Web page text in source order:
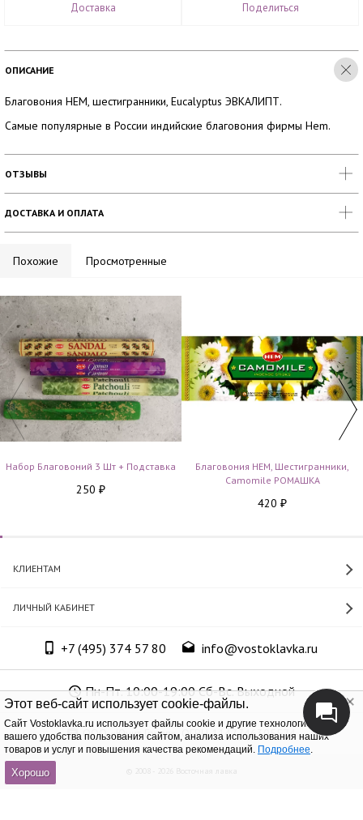
Этот веб-сайт использует cookie-файлы.
Cайт Vostoklavka.ru использует файлы cookie и другие технологии для
вашего удобства пользования сайтом, анализа использования наших
товаров и услуг и повышения качества рекомендаций. Подробнее.
Хорошо
Доставка Поделиться
ОПИСАНИЕ
Благовония HEM, шестигранники, Eucalyptus ЭВКАЛИПТ.
Самые популярные в России индийские благовония фирмы Hem.
ОТЗЫВЫ
ДОСТАВКА И ОПЛАТА
Похожие Просмотренные
Набор Благовоний 3 Шт + Подставка
250 ₽
Благовония HEM, Шестигранники,
Camomile РОМАШКА
420 ₽
КЛИЕНТАМ
ЛИЧНЫЙ КАБИНЕТ
+7 (495) 374 57 80 info@vostoklavka.ru
Пн-Пт. 10:00-19:00 Сб-Вс. Выходной
ООО «Юнит Групп», ОГРН 1147746305574